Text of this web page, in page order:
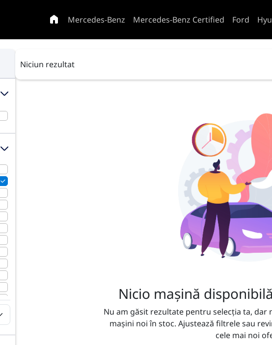
Mercedes-Benz Mercedes-Benz Certified Ford
Niciun rezultat
Nicio mașină
Nu am găsit rezultate pentru selecția ta,
mașini noi în stoc. Ajustează filtrele sau
cele mai noi